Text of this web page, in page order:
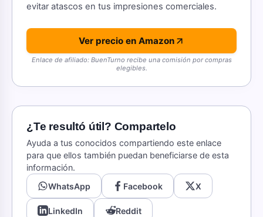
evitar atascos en tus impresiones comerciales.
Ver precio en Amazon
Enlace de afiliado: BuenTurno recibe una comisión por compras
elegibles.
¿Te resultó útil? Compartelo
Ayuda a tus conocidos compartiendo este enlace
para que ellos también puedan beneficiarse de esta
información.
WhatsApp
Facebook X
LinkedIn Reddit